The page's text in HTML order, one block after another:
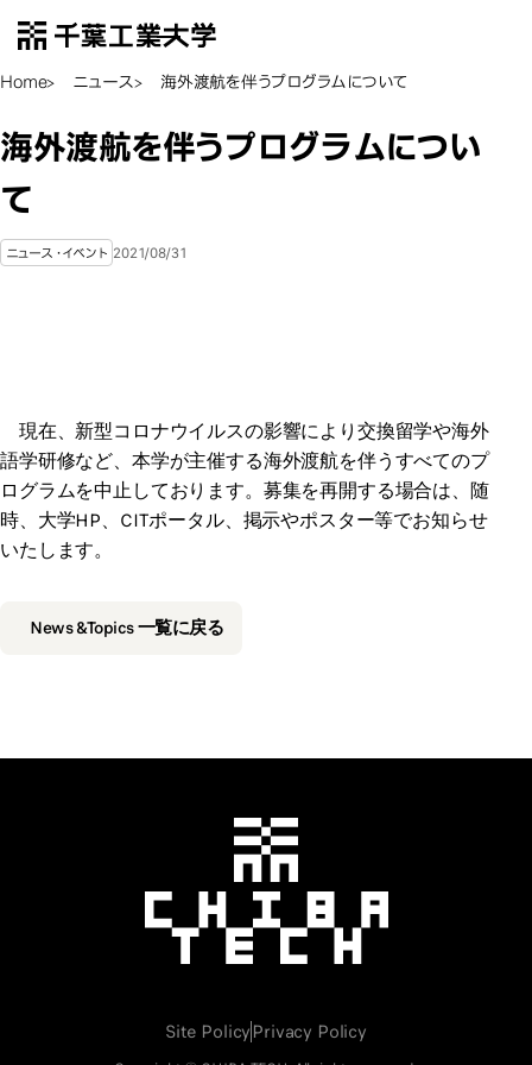
千葉工業大学
Open Menu
Home ニュース 海外渡航を伴うプログラムについて
海外渡航を伴うプログラムについ
て
ニュース・イベント 2021/08/31
現在、新型コロナウイルスの影響により交換留学や海外
語学研修など、本学が主催する海外渡航を伴うすべてのプ
ログラムを中止しております。募集を再開する場合は、随
時、大学HP、CITポータル、掲示やポスター等でお知らせ
いたします。
News &Topics 一覧に戻る
千葉工業大学
Site PolicyPrivacy Policy